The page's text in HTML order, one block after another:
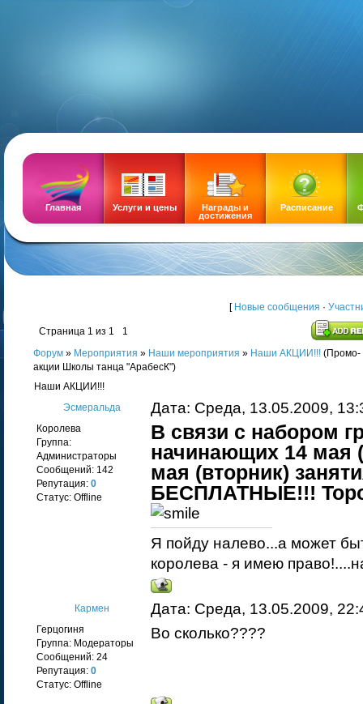
Главная Услуги и цены
Награды и
достижения
Расписание
[ Новые сообщения ·
Страница 1 из 1
1
Форум » Мероприятия » Наши мероприятия » Наши АКЦИИ!!! (Промо-
акции Школы танца "АрабесК")
Наши АКЦИИ!!!
Эсмеральда
Дата: Среда, 13.05.2009,
Королева
Группа:
Администраторы
Сообщений: 142
Репутация: 0
Статус: Offline
В связи с набором
начинающих 14 мая
мая (вторник)
БЕСПЛАТНЫЕ!!!
Я пойду налево...а может
королева - я имею
Кармен Дата: Среда, 13.05.2009,
Герцогиня
Группа: Модераторы
Сообщений: 24
Репутация: 0
Статус: Offline
Во сколько????